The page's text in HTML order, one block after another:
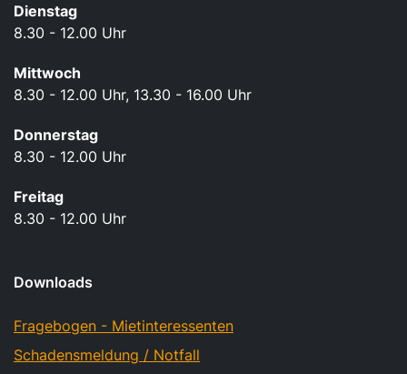
Dienstag
8.30 - 12.00 Uhr
Mittwoch
8.30 - 12.00 Uhr, 13.30 - 16.00 Uhr
Donnerstag
8.30 - 12.00 Uhr
Freitag
8.30 - 12.00 Uhr
Downloads
Fragebogen - Mietinteressenten
Schadensmeldung / Notfall